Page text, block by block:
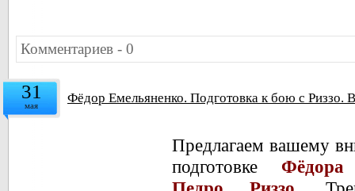
Комментариев - 0
31
мая Фёдор Емельяненко. Подготовка к бою с Риззо.
Предлагаем вашему
подготовке Фёдора